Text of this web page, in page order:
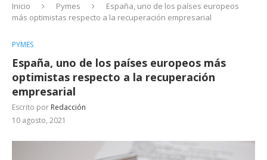
Inicio Pymes
España, uno de los países europeos
más optimistas respecto a la recuperación empresarial
PYMES
España, uno de los países europeos más
optimistas respecto a la recuperación
empresarial
Escrito por Redacción
10 agosto, 2021